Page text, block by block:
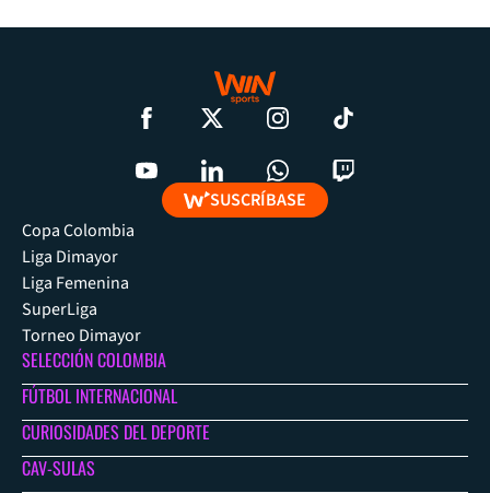
SUSCRÍBASE
Copa Colombia
Liga Dimayor
Liga Femenina
SuperLiga
Torneo Dimayor
SELECCIÓN COLOMBIA
FÚTBOL INTERNACIONAL
CURIOSIDADES DEL DEPORTE
CAV-SULAS